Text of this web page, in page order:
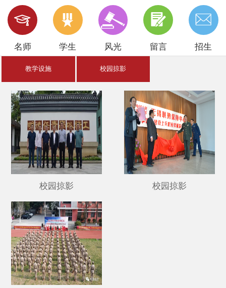
校园风采
关于我们

名师

学生

风光

留言

招生
教学设施 校园掠影
校园掠影 校园掠影